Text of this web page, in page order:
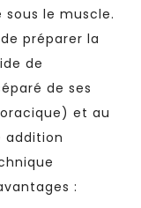
sous le muscle.
préparer la
de
de ses
et au
addition
: